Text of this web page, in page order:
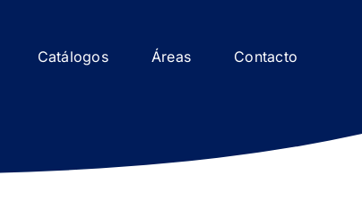
Catálogos Áreas Contacto